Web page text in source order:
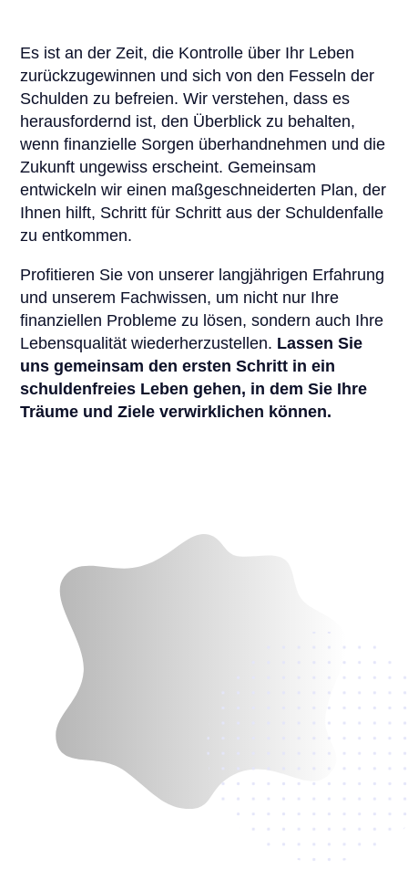
Es ist an der Zeit, die Kontrolle über Ihr Leben
zurückzugewinnen und sich von den Fesseln der
Schulden zu befreien. Wir verstehen, dass es
herausfordernd ist, den Überblick zu behalten,
wenn finanzielle Sorgen überhandnehmen und die
Zukunft ungewiss erscheint. Gemeinsam
entwickeln wir einen maßgeschneiderten Plan, der
Ihnen hilft, Schritt für Schritt aus der Schuldenfalle
zu entkommen.
Profitieren Sie von unserer langjährigen Erfahrung
und unserem Fachwissen, um nicht nur Ihre
finanziellen Probleme zu lösen, sondern auch Ihre
Lebensqualität wiederherzustellen. Lassen Sie
uns gemeinsam den ersten Schritt in ein
schuldenfreies Leben gehen, in dem Sie Ihre
Träume und Ziele verwirklichen können.